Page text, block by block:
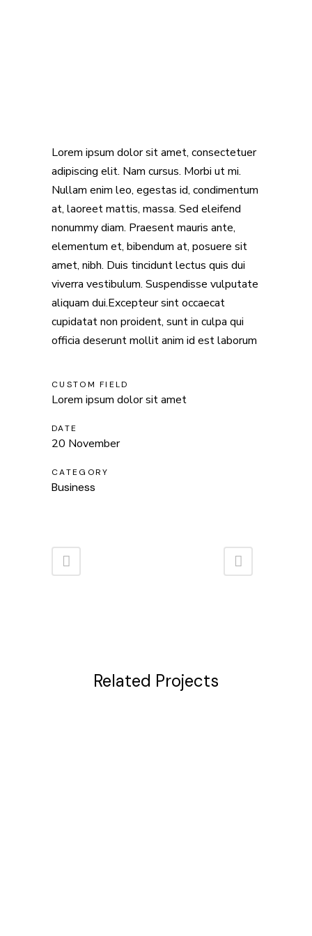
Lorem ipsum dolor sit amet, consectetuer
adipiscing elit. Nam cursus. Morbi ut mi.
Nullam enim leo, egestas id, condimentum
at, laoreet mattis, massa. Sed eleifend
nonummy diam. Praesent mauris ante,
elementum et, bibendum at, posuere sit
amet, nibh. Duis tincidunt lectus quis dui
viverra vestibulum. Suspendisse vulputate
aliquam dui.Excepteur sint occaecat
cupidatat non proident, sunt in culpa qui
officia deserunt mollit anim id est laborum
CUSTOM FIELD
Lorem ipsum dolor sit amet
DATE
20 November
CATEGORY
Business
Related Projects